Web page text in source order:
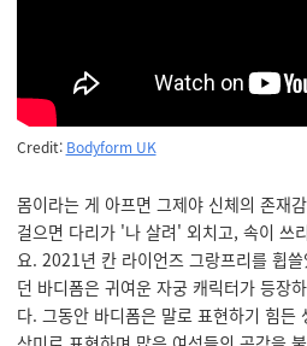
Credit: Bodyform UK
몸이라는 게 아프면 그제야 신체의 존재
걸으면 다리가 '나 살려' 외치고, 속이 쓰
요. 2021년 칸 라이언즈 그랑프리를 휩쓸
던 바디폼은 귀여운 자궁 캐릭터가 등장
다. 그동안 바디폼은 말로 표현하기 힘든